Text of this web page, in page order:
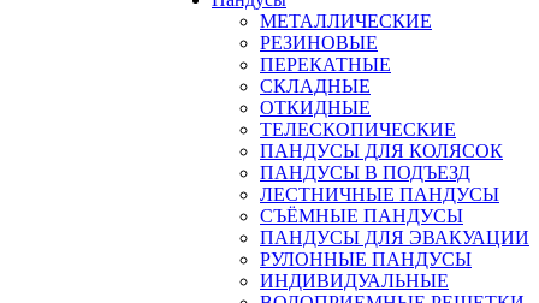
МЕТАЛЛИЧЕСКИЕ
РЕЗИНОВЫЕ
ПЕРЕКАТНЫЕ
СКЛАДНЫЕ
ОТКИДНЫЕ
ТЕЛЕСКОПИЧЕСКИЕ
ПАНДУСЫ ДЛЯ КОЛЯСОК
ПАНДУСЫ В ПОДЪЕЗД
ЛЕСТНИЧНЫЕ ПАНДУСЫ
CЪЁМНЫЕ ПАНДУСЫ
ПАНДУСЫ ДЛЯ ЭВАКУАЦИИ
РУЛОННЫЕ ПАНДУСЫ
ИНДИВИДУАЛЬНЫЕ